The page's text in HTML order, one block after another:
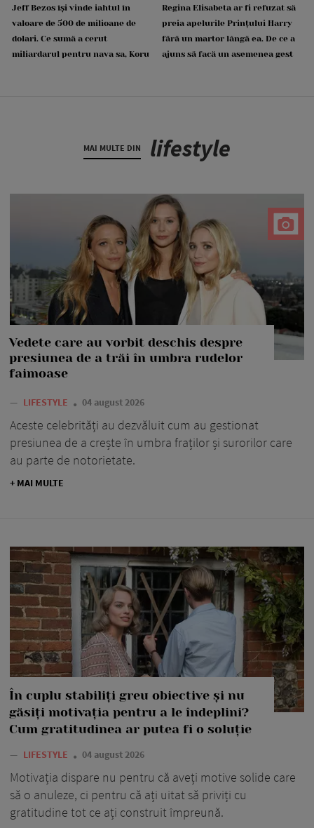
Jeff Bezos își vinde iahtul în
valoare de 500 de milioane de
dolari. Ce sumă a cerut
miliardarul pentru nava sa, Koru
Regina Elisabeta ar fi refuzat să
preia apelurile Prințului Harry
fără un martor lângă ea. De ce a
ajuns să facă un asemenea gest
MAI MULTE DIN lifestyle
Vedete care au vorbit deschis despre
presiunea de a trăi în umbra rudelor
faimoase
— LIFESTYLE 04 august 2026
Aceste celebrități au dezvăluit cum au gestionat
presiunea de a crește în umbra fraților și surorilor care
au parte de notorietate.
+ MAI MULTE
În cuplu stabiliți greu obiective și nu
găsiți motivația pentru a le îndeplini?
Cum gratitudinea ar putea fi o soluție
— LIFESTYLE 04 august 2026
Motivația dispare nu pentru că aveți motive solide care
să o anuleze, ci pentru că ați uitat să priviți cu
gratitudine tot ce ați construit împreună.